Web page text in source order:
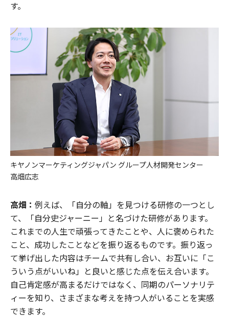
す。
キヤノンマーケティングジャパン グループ人材開発センター
高畑広志
高畑： 例えば、「自分の軸」を見つける研修の一つとし
て、「自分史ジャーニー」と名づけた研修があります。
これまでの人生で頑張ってきたことや、人に褒められた
こと、成功したことなどを振り返るものです。振り返っ
て挙げ出した内容はチームで共有し合い、お互いに「こ
ういう点がいいね」と良いと感じた点を伝え合います。
自己肯定感が高まるだけではなく、同期のパーソナリテ
ィーを知り、さまざまな考えを持つ人がいることを実感
できます。